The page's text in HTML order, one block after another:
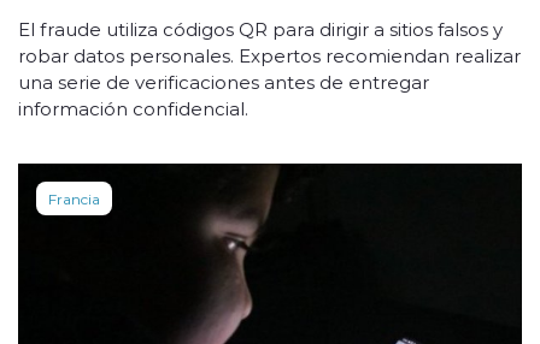
El fraude utiliza códigos QR para dirigir a sitios falsos y
robar datos personales. Expertos recomiendan realizar
una serie de verificaciones antes de entregar
información confidencial.
Francia